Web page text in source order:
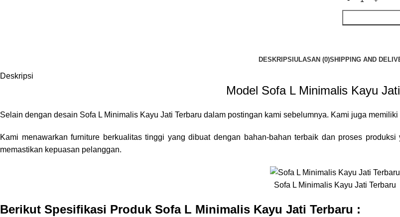
DESKRIPSIULASAN (0)SHIPPING AND
Deskripsi
Model Sofa L Minimalis Kayu
Selain dengan desain Sofa L Minimalis Kayu Jati Terbaru dalam postingan kami sebelumnya. Kami juga memiliki
Kami menawarkan furniture berkualitas tinggi yang dibuat dengan bahan-bahan terbaik dan proses
memastikan kepuasan pelanggan.
Sofa L Minimalis Kayu Jati Terbaru
Berikut Spesifikasi Produk Sofa L Minimalis Kayu Jati Terbaru :